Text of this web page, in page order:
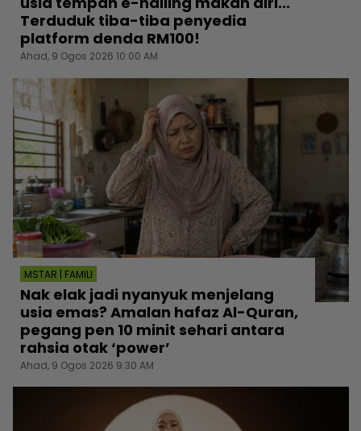
Terduduk tiba-tiba penyedia
platform denda RM100!
Ahad, 9 Ogos 2026 10:00 AM
MSTAR | FAMILI
Nak elak jadi nyanyuk menjelang
usia emas? Amalan hafaz Al-Quran,
pegang pen 10 minit sehari antara
rahsia otak ‘power’
Ahad, 9 Ogos 2026 9:30 AM